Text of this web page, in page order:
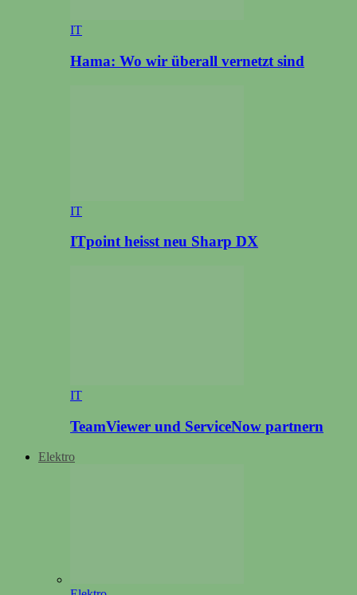
IT
Hama: Wo wir überall vernetzt sind
IT
ITpoint heisst neu Sharp DX
IT
TeamViewer und ServiceNow partnern
Elektro